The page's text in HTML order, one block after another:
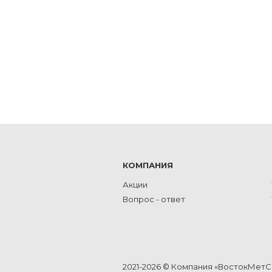
КОМПАНИЯ
Акции
Вопрос - ответ
2021-2026 © Компания